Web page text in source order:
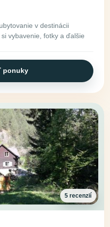
v destinácii
vybavenie, fotky a ďalšie
ponuky
5 recenzií